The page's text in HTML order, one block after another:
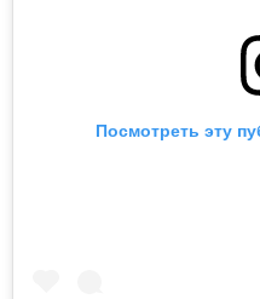
Посмотреть эту